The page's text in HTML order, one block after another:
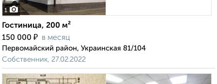
1
Гостиница, 200 м²
150 000 ₽ в месяц
Первомайский район, Украинская 81/104
Собственник, 27.02.2022